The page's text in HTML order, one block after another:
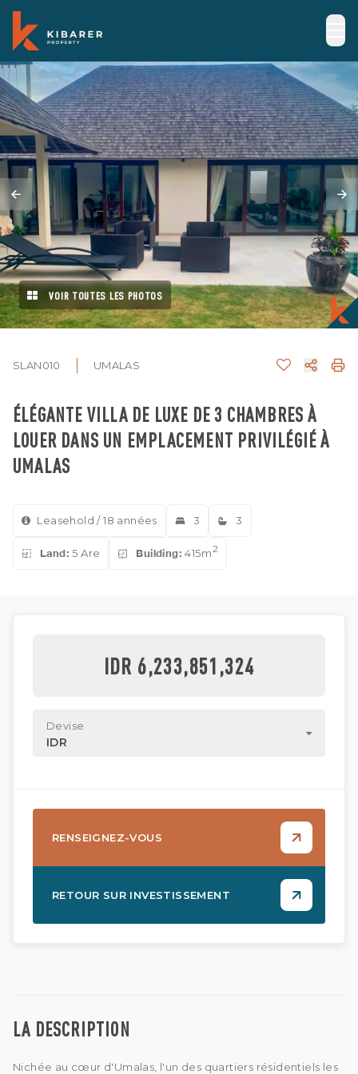
VOIR TOUTES LES PHOTOS
SLAN010 UMALAS
ÉLÉGANTE VILLA DE LUXE DE 3 CHAMBRES À
LOUER DANS UN EMPLACEMENT PRIVILÉGIÉ À
UMALAS
Leasehold / 18 années 3 3
Land: 5 Are Building: 415m2
LA DESCRIPTION
Nichée au cœur d'Umalas, l'un des quartiers résidentiels les
IDR 6,233,851,324
Devise
IDR
RENSEIGNEZ-VOUS
RETOUR SUR INVESTISSEMENT